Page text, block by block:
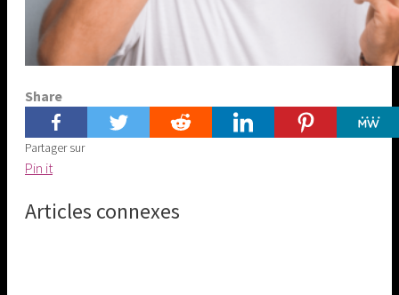
Share
Partager sur
Pin itShare
Pinterest
Articles connexes